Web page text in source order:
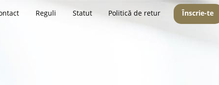
Reguli Statut Politică de retur Înscrie-te